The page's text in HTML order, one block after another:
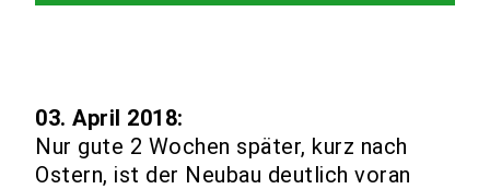
03. April 2018:
Nur gute 2 Wochen später, kurz nach
Ostern, ist der Neubau deutlich voran